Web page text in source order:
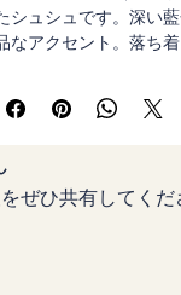
シュシュです。深い
なアクセント。落ち
ぜひ共有してくだ